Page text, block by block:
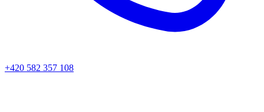
+420 582 357 108